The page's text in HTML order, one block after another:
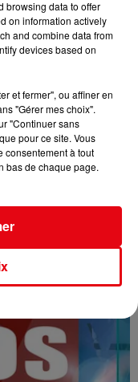
browsing data to offer
on information actively
and combine data from
devices based on
et fermer", ou affiner en
"Gérer mes choix".
"Continuer sans
pour ce site. Vous
consentement à tout
bas de chaque page.